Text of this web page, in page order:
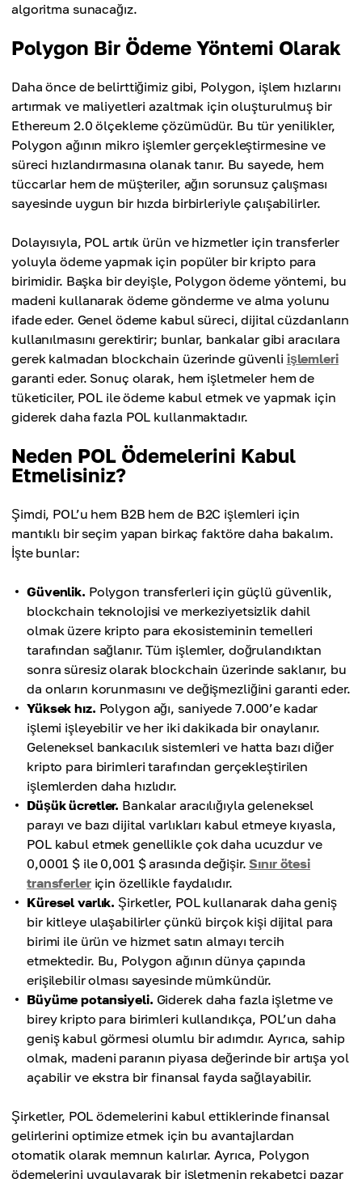
algoritma sunacağız.
Polygon Bir Ödeme Yöntemi Olarak
Daha önce de belirttiğimiz gibi, Polygon, işlem hızlarını
artırmak ve maliyetleri azaltmak için oluşturulmuş bir
Ethereum 2.0 ölçekleme çözümüdür. Bu tür yenilikler,
Polygon ağının mikro işlemler gerçekleştirmesine ve
süreci hızlandırmasına olanak tanır. Bu sayede, hem
tüccarlar hem de müşteriler, ağın sorunsuz çalışması
sayesinde uygun bir hızda birbirleriyle çalışabilirler.
Dolayısıyla, POL artık ürün ve hizmetler için transferler
yoluyla ödeme yapmak için popüler bir kripto para
birimidir. Başka bir deyişle, Polygon ödeme yöntemi, bu
madeni kullanarak ödeme gönderme ve alma yolunu
ifade eder. Genel ödeme kabul süreci, dijital cüzdanların
kullanılmasını gerektirir; bunlar, bankalar gibi aracılara
gerek kalmadan blockchain üzerinde güvenli işlemleri
garanti eder. Sonuç olarak, hem işletmeler hem de
tüketiciler, POL ile ödeme kabul etmek ve yapmak için
giderek daha fazla POL kullanmaktadır.
Neden POL Ödemelerini Kabul
Etmelisiniz?
Şimdi, POL’u hem B2B hem de B2C işlemleri için
mantıklı bir seçim yapan birkaç faktöre daha bakalım.
İşte bunlar:
Güvenlik. Polygon transferleri için güçlü güvenlik,
blockchain teknolojisi ve merkeziyetsizlik dahil
olmak üzere kripto para ekosisteminin temelleri
tarafından sağlanır. Tüm işlemler, doğrulandıktan
sonra süresiz olarak blockchain üzerinde saklanır, bu
da onların korunmasını ve değişmezliğini garanti eder.
Yüksek hız. Polygon ağı, saniyede 7.000’e kadar
işlemi işleyebilir ve her iki dakikada bir onaylanır.
Geleneksel bankacılık sistemleri ve hatta bazı diğer
kripto para birimleri tarafından gerçekleştirilen
işlemlerden daha hızlıdır.
Düşük ücretler. Bankalar aracılığıyla geleneksel
parayı ve bazı dijital varlıkları kabul etmeye kıyasla,
POL kabul etmek genellikle çok daha ucuzdur ve
0,0001 $ ile 0,001 $ arasında değişir.Sınır ötesi
transferleriçin özellikle faydalıdır.
Küresel varlık. Şirketler, POL kullanarak daha geniş
bir kitleye ulaşabilirler çünkü birçok kişi dijital para
birimi ile ürün ve hizmet satın almayı tercih
etmektedir. Bu, Polygon ağının dünya çapında
erişilebilir olması sayesinde mümkündür.
Büyüme potansiyeli. Giderek daha fazla işletme ve
birey kripto para birimleri kullandıkça, POL’un daha
geniş kabul görmesi olumlu bir adımdır. Ayrıca, sahip
olmak, madeni paranın piyasa değerinde bir artışa yol
açabilir ve ekstra bir finansal fayda sağlayabilir.
Şirketler, POL ödemelerini kabul ettiklerinde finansal
gelirlerini optimize etmek için bu avantajlardan
otomatik olarak memnun kalırlar. Ayrıca, Polygon
ödemelerini uygulayarak bir işletmenin rekabetçi pazar